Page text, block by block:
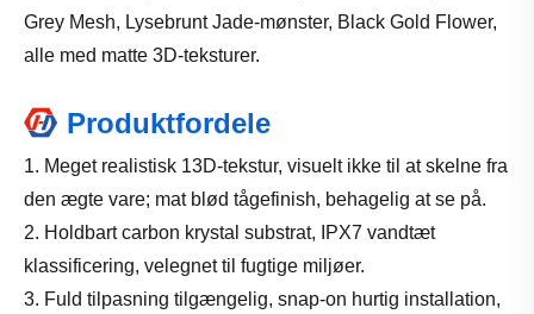
Grey Mesh, Lysebrunt Jade-mønster, Black Gold Flower,
alle med matte 3D-teksturer.
Produktfordele
1. Meget realistisk 13D-tekstur, visuelt ikke til at skelne fra
den ægte vare; mat blød tågefinish, behagelig at se på.
2. Holdbart carbon krystal substrat, IPX7 vandtæt
klassificering, velegnet til fugtige miljøer.
3. Fuld tilpasning tilgængelig, snap-on hurtig installation,